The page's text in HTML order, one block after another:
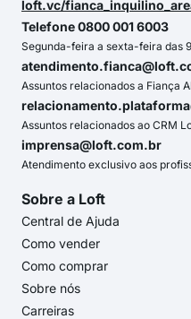
loft.vc/
Telefone 0800 001 6003
Segunda-feira a sexta-feira das
Assuntos relacionados a Fiança
Assuntos relacionados ao CRM
imprensa@loft.com.br
Atendimento exclusivo aos
Sobre a Loft
Central de Ajuda
Como vender
Como comprar
Sobre nós
Carreiras